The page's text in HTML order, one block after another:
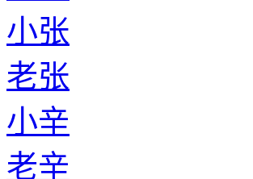
小张
老张
小辛
老辛